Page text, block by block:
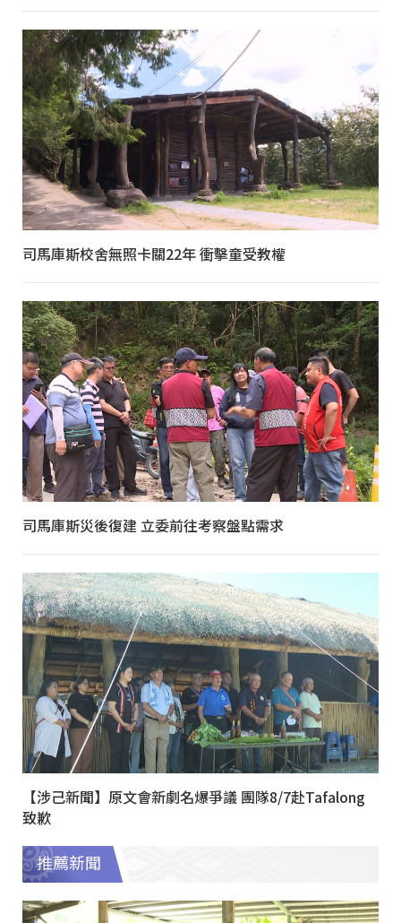
司馬庫斯校舍無照卡關22年 衝擊童受教權
司馬庫斯災後復建 立委前往考察盤點需求
【涉己新聞】原文會新劇名爆爭議 團隊8/7赴Tafalong
致歉
推薦新聞